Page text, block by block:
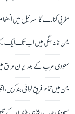
مغربی کنارے کا اسرائیل میں
یمن خانہ جنگی میں اب تک ایک لاکھ
سعودی عرب کے بعد ایران عراق
یمن میں تمام فریق لڑائی بند کریں،
سعودی عرب: شاہی خاندان کے تین